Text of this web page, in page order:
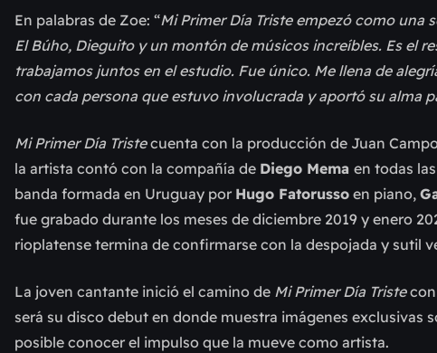
En palabras de Zoe: “Mi Primer Día Triste empezó como
El Búho, Dieguito y un montón de músicos increíbles. Es el
trabajamos juntos en el estudio. Fue único. Me llena de
con cada persona que estuvo involucrada y aportó su alma
Mi Primer Día Tristecuenta con la producción de Juan
la artista contó con la compañía de Diego Mema en todas
banda formada en Uruguay por Hugo Fatorusso en piano,
fue grabado durante los meses de diciembre 2019 y enero
rioplatense termina de confirmarse con la despojada y sutil
La joven cantante inició el camino de Mi Primer Día Tristecon
será su disco debut en donde muestra imágenes
posible conocer el impulso que la mueve como artista.